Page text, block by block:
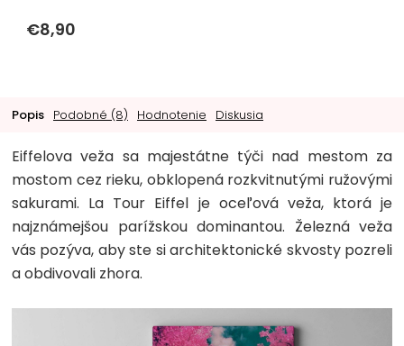
€8,90
Popis Podobné (8) Hodnotenie Diskusia
Eiffelova veža sa majestátne týči nad mestom za
mostom cez rieku, obklopená rozkvitnutými ružovými
sakurami. La Tour Eiffel je oceľová veža, ktorá je
najznámejšou parížskou dominantou. Železná veža
vás pozýva, aby ste si architektonické skvosty pozreli
a obdivovali zhora.